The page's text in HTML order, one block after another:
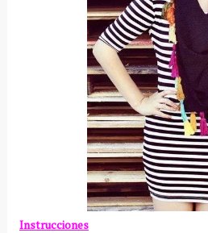
Instrucciones